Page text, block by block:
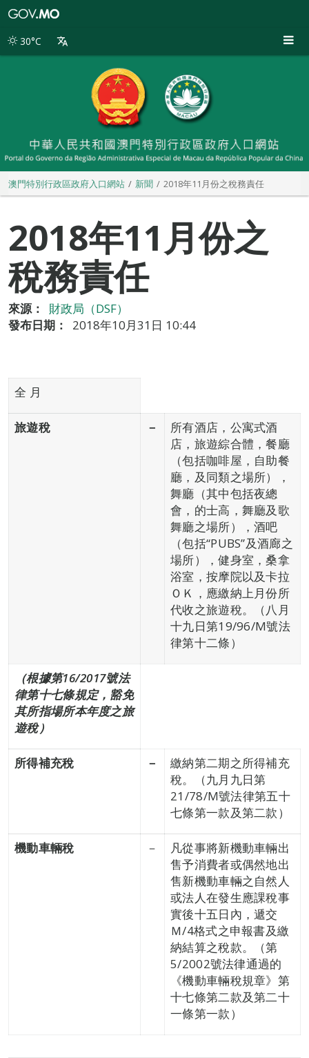
別
30°C
澳門特別行政區政府入口網站 新聞 2018年11月份之稅務責任
2018年11月份之
稅務責任
來源：
財政局（DSF）
發布日期：
2018年10月31日 10:44
全 月
旅遊稅 －
所有酒店，公寓式酒
店，旅遊綜合體，餐廳
（包括咖啡屋，自助餐
廳，及同類之場所），
舞廳（其中包括夜總
會，的士高，舞廳及歌
舞廳之場所），酒吧
（包括“PUBS”及酒廊之
場所），健身室，桑拿
浴室，按摩院以及卡拉
ＯＫ，應繳納上月份所
代收之旅遊稅。（八月
十九日第19/96/M號法
律第十二條）
（根據第16/2017號法
律第十七條規定，豁免
其所指場所本年度之旅
遊稅）
所得補充稅 －
繳納第二期之所得補充
稅。（九月九日第
21/78/M號法律第五十
七條第一款及第二款）
機動車輛稅 －
凡從事將新機動車輛出
售予消費者或偶然地出
售新機動車輛之自然人
或法人在發生應課稅事
實後十五日內，遞交
Ｍ/4格式之申報書及繳
納結算之稅款。（第
5/2002號法律通過的
《機動車輛稅規章》第
十七條第二款及第二十
一條第一款）